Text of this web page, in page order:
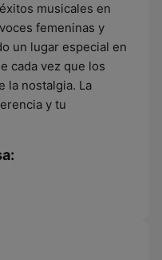
musicales en
femeninas y
un lugar especial en
cada vez que los
la nostalgia. La
y tu